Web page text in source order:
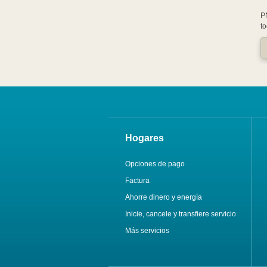
Hogares
Opciones de pago
Factura
Ahorre dinero y energía
Inicie, cancele y transfiere servicio
Más servicios